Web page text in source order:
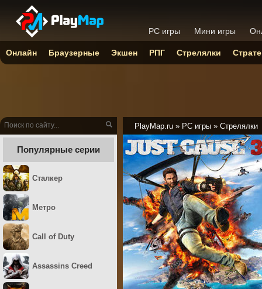
PlayMap.ru » PC игры » Стрелялки
Популярные серии
Сталкер
Метро
Call of Duty
Assassins Creed
PC игры Мини игры
Онлайн Браузерные Экшен РПГ Стрелялки